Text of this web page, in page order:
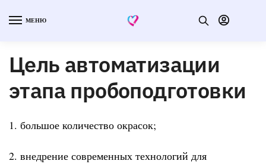
МЕНЮ
Цель автоматизации
этапа пробоподготовки
1. большое количество окрасок;
2. внедрение современных технологий для